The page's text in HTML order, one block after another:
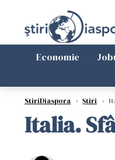
Economie
StiriDiaspora › Știri ›
Italia.